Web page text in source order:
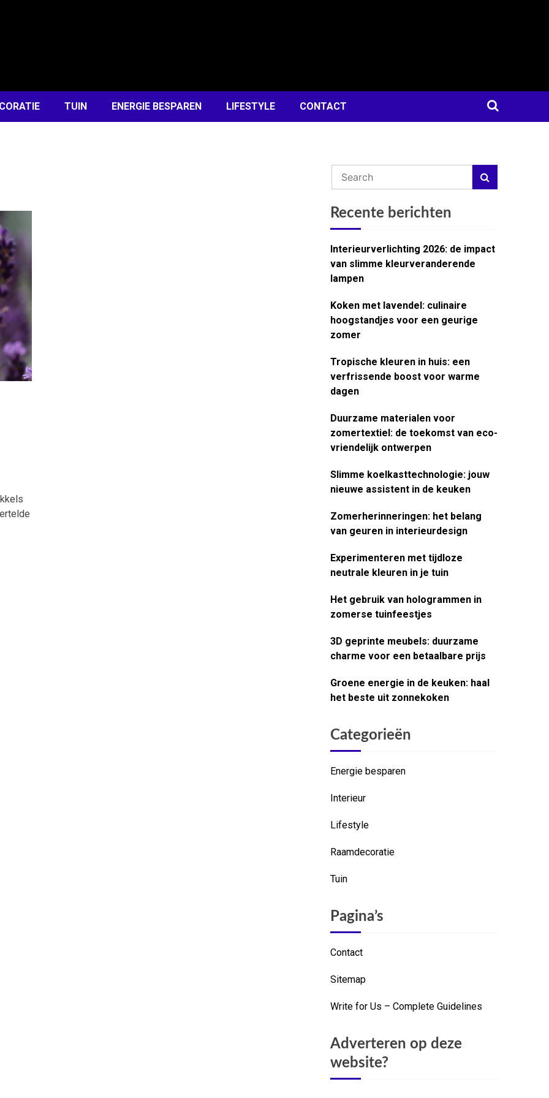
TUIN ENERGIE BESPAREN LIFESTYLE CONTACT
Recente berichten
Interieurverlichting 2026: de impact
van slimme kleurveranderende
lampen
Koken met lavendel: culinaire
hoogstandjes voor een geurige
zomer
Tropische kleuren in huis: een
verfrissende boost voor warme
dagen
Duurzame materialen voor
zomertextiel: de toekomst van eco-
vriendelijk ontwerpen
Slimme koelkasttechnologie: jouw
nieuwe assistent in de keuken
Zomerherinneringen: het belang
van geuren in interieurdesign
Experimenteren met tijdloze
neutrale kleuren in je tuin
Het gebruik van hologrammen in
zomerse tuinfeestjes
3D geprinte meubels: duurzame
charme voor een betaalbare prijs
Groene energie in de keuken: haal
het beste uit zonnekoken
Categorieën
Energie besparen
Interieur
Lifestyle
Raamdecoratie
Tuin
Pagina’s
Contact
Sitemap
Write for Us – Complete Guidelines
Adverteren op deze
website?